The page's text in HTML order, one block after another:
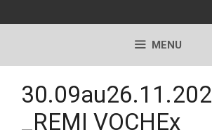
MENU
_REMI VOCHEx